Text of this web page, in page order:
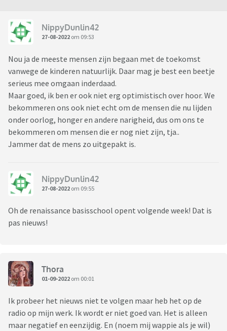
NippyDunlin42
27-08-2022 om 09:53
Nou ja de meeste mensen zijn begaan met de toekomst
vanwege de kinderen natuurlijk. Daar mag je best een beetje
serieus mee omgaan inderdaad.
Maar goed, ik ben er ook niet erg optimistisch over hoor. We
bekommeren ons ook niet echt om de mensen die nu lijden
onder oorlog, honger en andere narigheid, dus om ons te
bekommeren om mensen die er nog niet zijn, tja..
Jammer dat de mens zo uitgepakt is.
NippyDunlin42
27-08-2022 om 09:55
Oh de renaissance basisschool opent volgende week! Dat is
pas nieuws!
Thora
01-09-2022 om 00:01
Ik probeer het nieuws niet te volgen maar heb het op de
radio op mijn werk. Ik wordt er niet goed van. Het is alleen
maar negatief en eenzijdig. En (noem mij wappie als je wil)